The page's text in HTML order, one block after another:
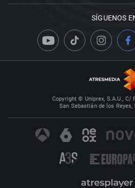
SÍGUENOS
Copyright © Uniprex, S.A.U., C/
San Sebastián de los Reyes,